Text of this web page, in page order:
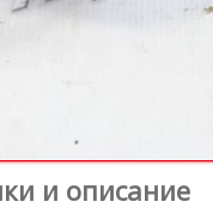
и описание